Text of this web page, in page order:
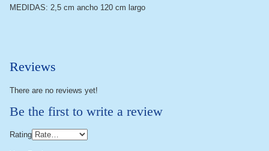
MEDIDAS: 2,5 cm ancho 120 cm largo
Reviews
There are no reviews yet!
Be the first to write a review
Rating